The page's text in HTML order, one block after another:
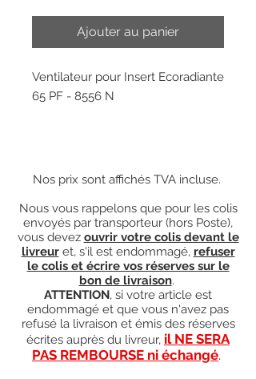
Ajouter au panier
Ventilateur pour Insert Ecoradiante
65 PF - 8556 N
Nos prix sont affichés TVA incluse.
Nous vous rappelons que pour les colis
envoyés par transporteur (hors Poste),
vous devez ouvrir votre colis devant le
livreuret, s'il est endommagé, refuser
le colis et écrire vos réserves sur le
bon de livraison.
ATTENTION, si votre article est
endommagé et que vous n'avez pas
refusé la livraison et émis des réserves
écrites auprès du livreur, il NE SERA
PAS REMBOURSE ni échangé.